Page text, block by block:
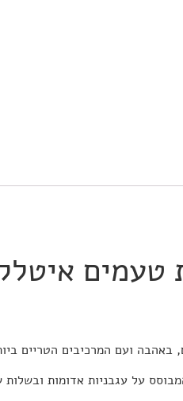
באהבה ועם המרכיבים הטריים
עלעגבניות אדומות ובשלות